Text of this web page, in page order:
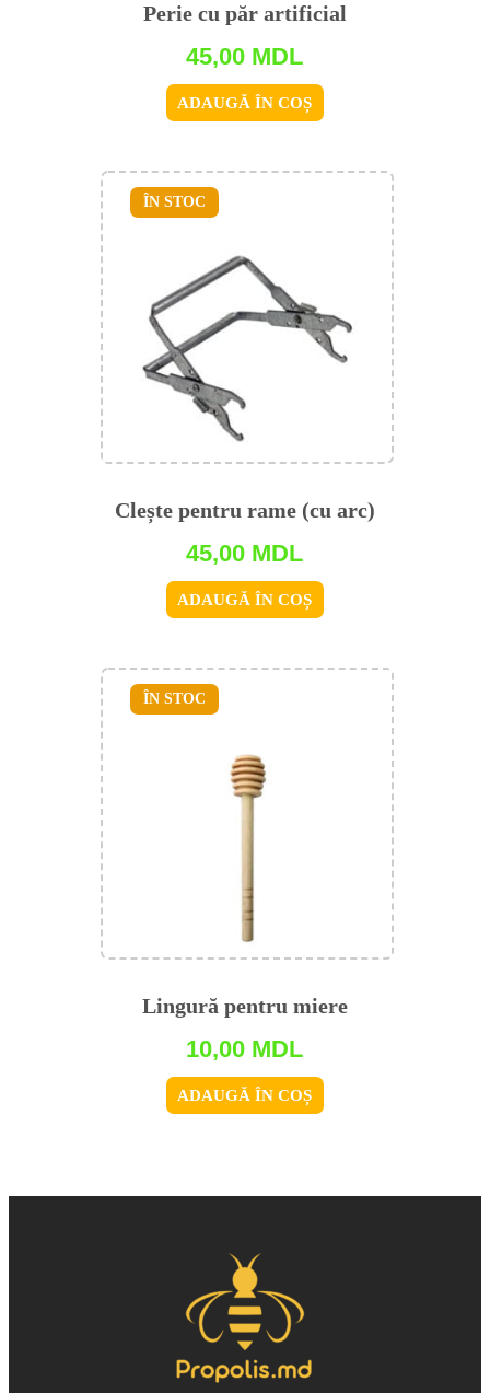
Perie cu păr artificial
45,00 MDL
ADAUGĂ ÎN COȘ
Clește pentru rame (cu arc)
45,00 MDL
ADAUGĂ ÎN COȘ
ÎN STOC
Lingură pentru miere
10,00 MDL
ADAUGĂ ÎN COȘ
ÎN STOC